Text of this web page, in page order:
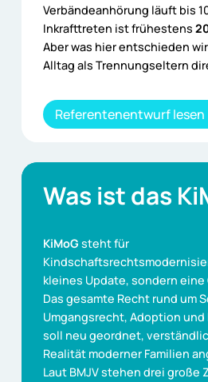
Verbändeanhörung läuft bis
Inkrafttreten ist frühestens
Aber was hier entschieden
Alltag als Trennungseltern
Referentenentwurf lesen
Was istdas
KiMoG steht für
kleines Update, sondern
Das gesamte Recht rund um
Umgangsrecht, Adoption
soll neu geordnet,
Realität moderner Familien
Laut BMJV stehen drei große